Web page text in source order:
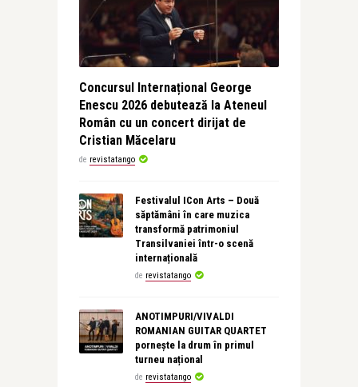
Concursul Internațional George
Enescu 2026 debutează la Ateneul
Român cu un concert dirijat de
Cristian Măcelaru
de revistatango
Festivalul ICon Arts – Două
săptămâni în care muzica
transformă patrimoniul
Transilvaniei într-o scenă
internațională
de revistatango
ANOTIMPURI/VIVALDI
ROMANIAN GUITAR QUARTET
pornește la drum în primul
turneu național
de revistatango